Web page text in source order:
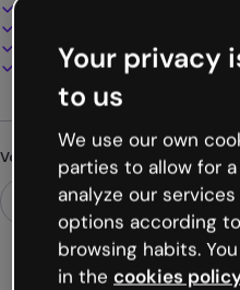
Présentez, partagez ou publiez
Téléchargez en PDF, MP4 et
Vous cherchez autre chose ?
Your privacy
to us
We use our own
parties to allow for
analyze our
options according
browsing habits.
in the cookies